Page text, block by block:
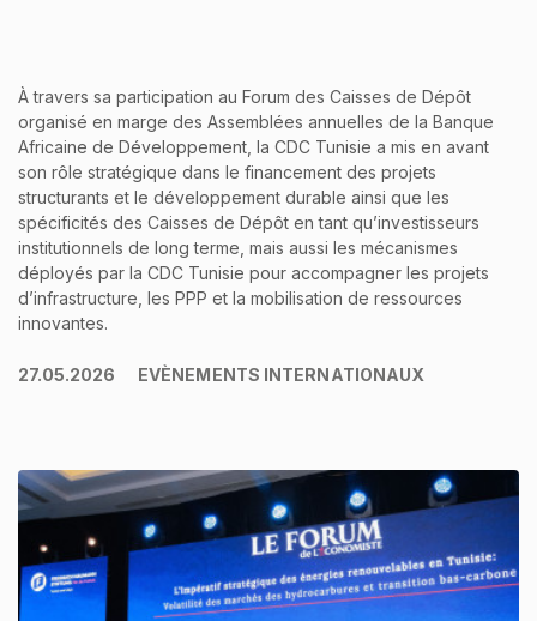
À travers sa participation au Forum des Caisses de Dépôt
organisé en marge des Assemblées annuelles de la Banque
Africaine de Développement, la CDC Tunisie a mis en avant
son rôle stratégique dans le financement des projets
structurants et le développement durable ainsi que les
spécificités des Caisses de Dépôt en tant qu’investisseurs
institutionnels de long terme, mais aussi les mécanismes
déployés par la CDC Tunisie pour accompagner les projets
d’infrastructure, les PPP et la mobilisation de ressources
innovantes.
27.05.2026 EVÈNEMENTS INTERNATIONAUX